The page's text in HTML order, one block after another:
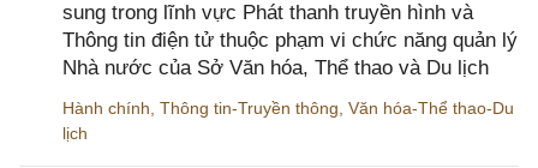
sung trong lĩnh vực Phát thanh truyền hình và
Thông tin điện tử thuộc phạm vi chức năng quản lý
Nhà nước của Sở Văn hóa, Thể thao và Du lịch
Hành chính, Thông tin-Truyền thông, Văn hóa-Thể thao-Du
lịch